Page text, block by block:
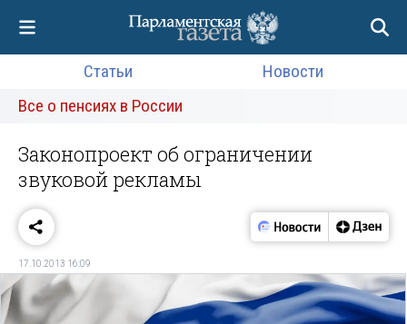
Статьи
Новости
Все о пенсиях в России
Законопроект об ограничении
звуковой рекламы
17.10.2013 16:09